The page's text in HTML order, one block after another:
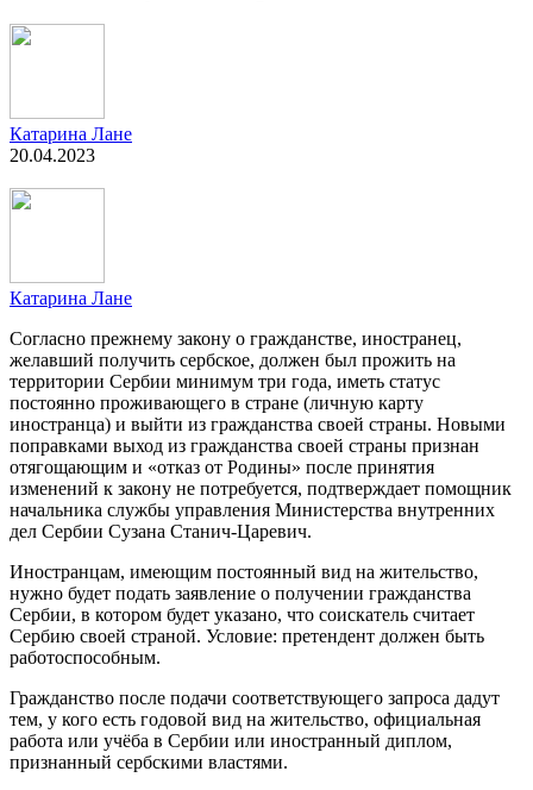
Катарина Лане
20.04.2023
Катарина Лане
Согласно прежнему закону о гражданстве, иностранец,
желавший получить сербское, должен был прожить на
территории Сербии минимум три года, иметь статус
постоянно проживающего в стране (личную карту
иностранца) и выйти из гражданства своей страны. Новыми
поправками выход из гражданства своей страны признан
отягощающим и «отказ от Родины» после принятия
изменений к закону не потребуется, подтверждает помощник
начальника службы управления Министерства внутренних
дел Сербии Сузана Станич-Царевич.
Иностранцам, имеющим постоянный вид на жительство,
нужно будет подать заявление о получении гражданства
Сербии, в котором будет указано, что соискатель считает
Сербию своей страной. Условие: претендент должен быть
работоспособным.
Гражданство после подачи соответствующего запроса дадут
тем, у кого есть годовой вид на жительство, официальная
работа или учёба в Сербии или иностранный диплом,
признанный сербскими властями.